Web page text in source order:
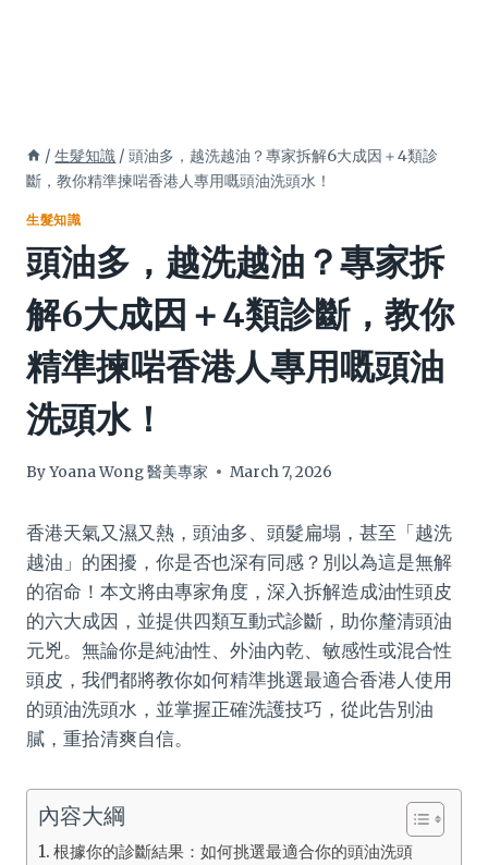
/ 生髮知識 / 頭油多，越洗越油？專家拆解6大成因＋4類診
斷，教你精準揀啱香港人專用嘅頭油洗頭水！
生髮知識
頭油多，越洗越油？專家拆
解6大成因＋4類診斷，教你
精準揀啱香港人專用嘅頭油
洗頭水！
ByYoana Wong 醫美專家 March 7, 2026
香港天氣又濕又熱，頭油多、頭髮扁塌，甚至「越洗
越油」的困擾，你是否也深有同感？別以為這是無解
的宿命！本文將由專家角度，深入拆解造成油性頭皮
的六大成因，並提供四類互動式診斷，助你釐清頭油
元兇。無論你是純油性、外油內乾、敏感性或混合性
頭皮，我們都將教你如何精準挑選最適合香港人使用
的頭油洗頭水，並掌握正確洗護技巧，從此告別油
膩，重拾清爽自信。
內容大綱
根據你的診斷結果：如何挑選最適合你的頭油洗頭